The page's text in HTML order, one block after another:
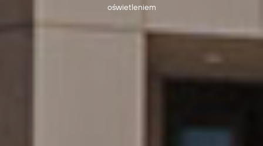
oświetleniem